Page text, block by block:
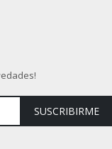
SUSCRIBIRME